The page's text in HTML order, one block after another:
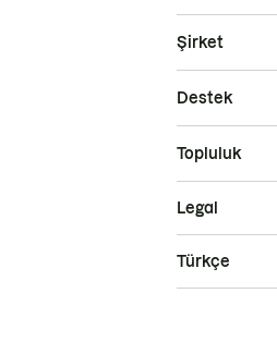
Şirket
Destek
Topluluk
Legal
Türkçe